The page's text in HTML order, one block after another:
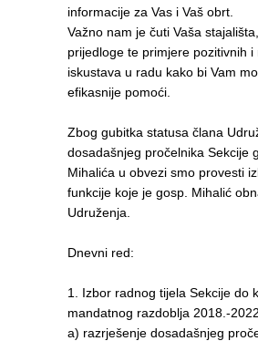
informacije za Vas i Vaš obrt.
Važno nam je čuti Vaša
prijedloge te primjere pozitivnih i
iskustava u radu kako bi Vam
efikasnije pomoći.
Zbog gubitka statusa člana
dosadašnjeg pročelnika Sekcije
Mihalića u obvezi smo provesti
funkcije koje je gosp. Mihalić
Udruženja.
Dnevni red:
1. Izbor radnog tijela Sekcije do
mandatnog razdoblja 2018.-2022.
a) razrješenje dosadašnjeg